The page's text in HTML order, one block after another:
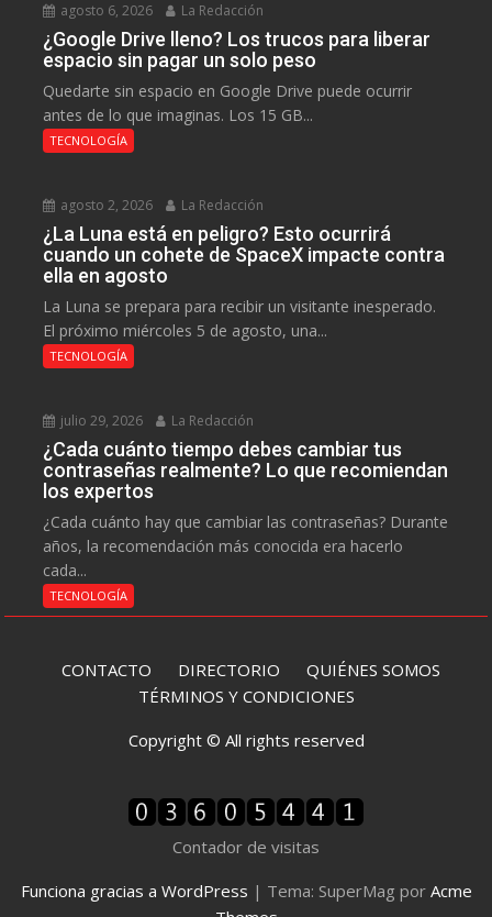
agosto 6, 2026 La Redacción
¿Google Drive lleno? Los trucos para liberar
espacio sin pagar un solo peso
Quedarte sin espacio en Google Drive puede ocurrir
antes de lo que imaginas. Los 15 GB...
TECNOLOGÍA
agosto 2, 2026 La Redacción
¿La Luna está en peligro? Esto ocurrirá
cuando un cohete de SpaceX impacte contra
ella en agosto
La Luna se prepara para recibir un visitante inesperado.
El próximo miércoles 5 de agosto, una...
TECNOLOGÍA
julio 29, 2026 La Redacción
¿Cada cuánto tiempo debes cambiar tus
contraseñas realmente? Lo que recomiendan
los expertos
¿Cada cuánto hay que cambiar las contraseñas? Durante
años, la recomendación más conocida era hacerlo
cada...
TECNOLOGÍA
CONTACTO DIRECTORIO QUIÉNES SOMOS
TÉRMINOS Y CONDICIONES
Copyright © All rights reserved
Contador de visitas
Funciona gracias a WordPress | Tema: SuperMag por Acme